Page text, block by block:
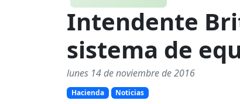
Intendente
sistema de
lunes 14 de noviembre de 2016
Hacienda Noticias